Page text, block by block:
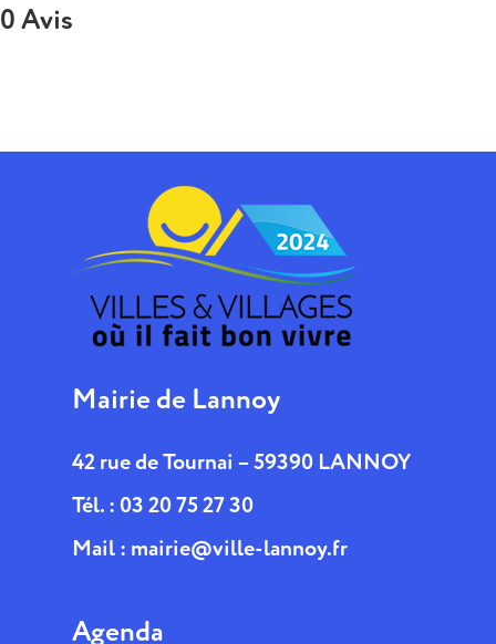
0 Avis
Mairie de Lannoy
42 rue de Tournai – 59390 LANNOY
Tél. : 03 20 75 27 30
Mail : mairie@ville-lannoy.fr
Agenda